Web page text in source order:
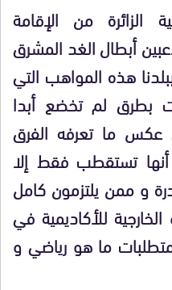
الزائرة من الإقامة
أبطال الغد المشرق
هذه المواهب التي
بطرق لم تخضع أبدا
عكس ما تعرفه الفرق
أنها تستقطب فقط إلا
و ممن يلتزمون كامل
الخارجية للأكاديمية في
ما هو رياضي و